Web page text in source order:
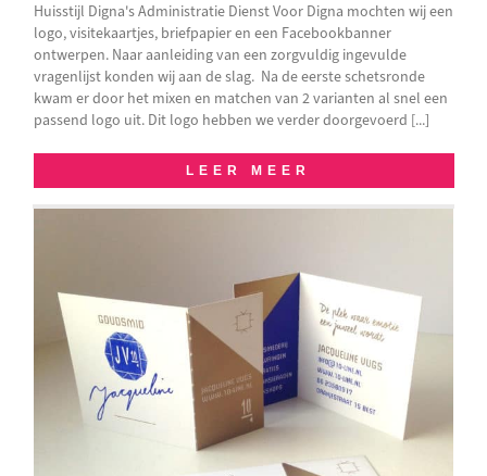
Huisstijl Digna's Administratie Dienst Voor Digna mochten wij een
logo, visitekaartjes, briefpapier en een Facebookbanner
ontwerpen. Naar aanleiding van een zorgvuldig ingevulde
vragenlijst konden wij aan de slag. Na de eerste schetsronde
kwam er door het mixen en matchen van 2 varianten al snel een
passend logo uit. Dit logo hebben we verder doorgevoerd [...]
LEER MEER